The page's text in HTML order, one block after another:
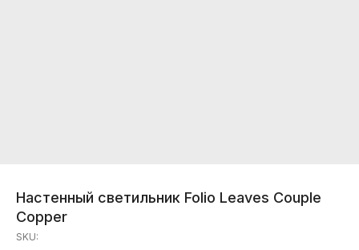
Настенный светильник Folio Leaves Couple
Copper
SKU: